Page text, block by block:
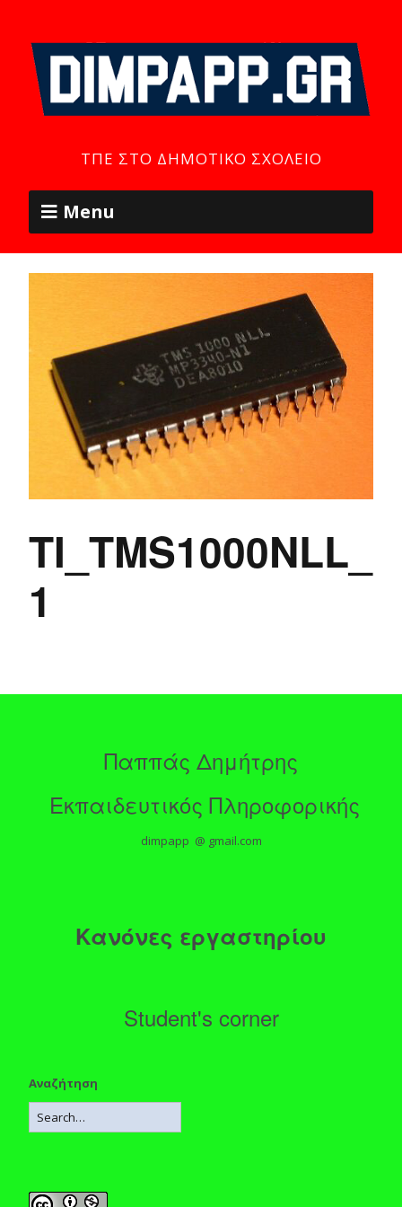
ΤΠΕ ΣΤΟ ΔΗΜΟΤΙΚΌ ΣΧΟΛΕΊΟ
Menu
TI_TMS1000NLL_
1
Παππάς Δημήτρης
Εκπαιδευτικός Πληροφορικής
dimpapp @ gmail.com
Κανόνες εργαστηρίου
Student's corner
Αναζήτηση